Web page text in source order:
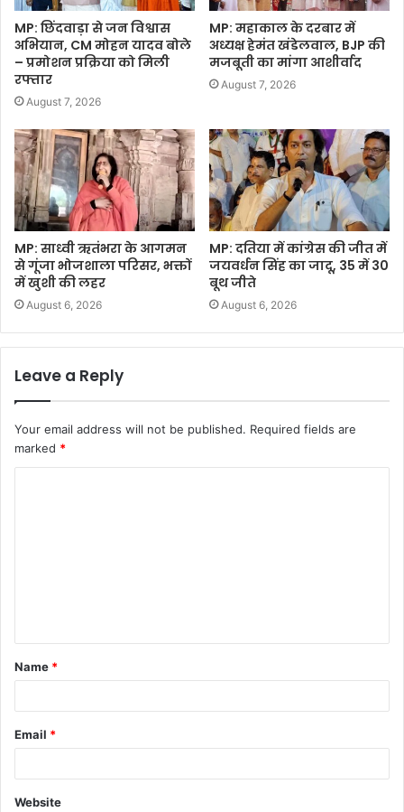
MP: छिंदवाड़ा से जन विश्वास
अभियान, CM मोहन यादव बोले
– प्रमोशन प्रक्रिया को मिली
रफ्तार
August 7, 2026
MP: महाकाल के दरबार में
अध्यक्ष हेमंत खंडेलवाल, BJP की
मजबूती का मांगा आशीर्वाद
August 7, 2026
MP: साध्वी ऋतंभरा के आगमन
से गूंजा भोजशाला परिसर, भक्तों
में खुशी की लहर
August 6, 2026
MP: दतिया में कांग्रेस की जीत में
जयवर्धन सिंह का जादू, 35 में 30
बूथ जीते
August 6, 2026
Leave a Reply
Your email address will not be published. Required fields are
marked *
t
*
Name *
Email *
Website